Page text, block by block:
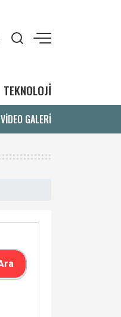
TEKNOLOJİ
VİDEO GALERİ